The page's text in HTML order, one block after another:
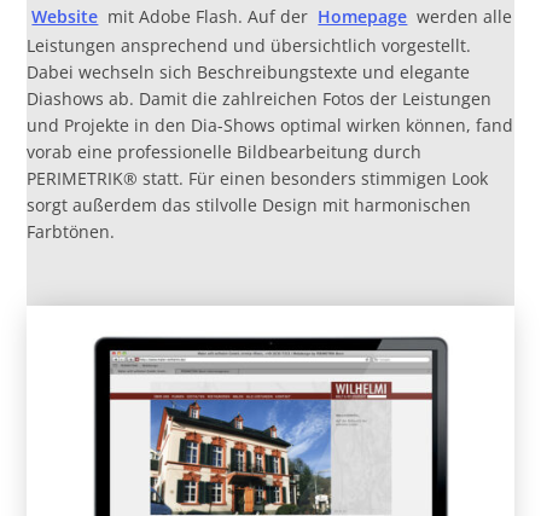
Website mit Adobe Flash. Auf der Homepage werden alle
Leistungen ansprechend und übersichtlich vorgestellt.
Dabei wechseln sich Beschreibungstexte und elegante
Diashows ab. Damit die zahlreichen Fotos der Leistungen
und Projekte in den Dia-Shows optimal wirken können, fand
vorab eine professionelle Bildbearbeitung durch
PERIMETRIK® statt. Für einen besonders stimmigen Look
sorgt außerdem das stilvolle Design mit harmonischen
Farbtönen.